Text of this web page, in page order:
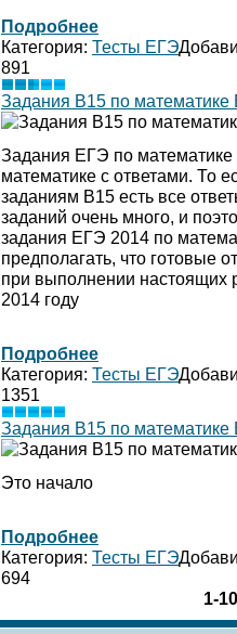
Подробнее
Категория: Тесты ЕГЭ
891
Задания B15 по
Задания ЕГЭ по
математике с ответами. То
заданиям В15 есть все
заданий очень много, и
задания ЕГЭ 2014 по
предполагать, что готовые
при выполнении настоящих
2014 году
Подробнее
Категория: Тесты ЕГЭ
1351
Задания B15 по
Это начало
Подробнее
Категория: Тесты ЕГЭ
694
1-10